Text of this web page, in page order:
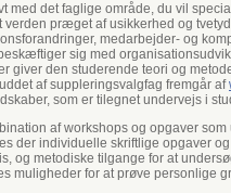
med det faglige område, du vil
præget af usikkerhed og
medarbejder- og
sig med
giver den studerende teori og
af suppleringsvalgfag fremgår af
som er tilegnet undervejs i
af workshops og opgaver
der individuelle skriftlige opgaver
og metodiske tilgange for at
muligheder for at prøve